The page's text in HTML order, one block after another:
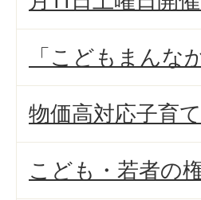
「こどもまんな
物価高対応子育
こども・若者の